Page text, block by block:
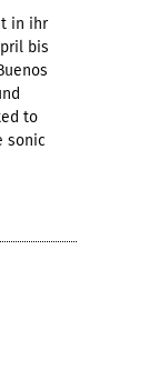
in ihr
bis
to
sonic